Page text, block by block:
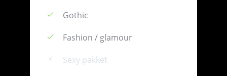
Gothic
Fashion / glamour
Sexy pakket